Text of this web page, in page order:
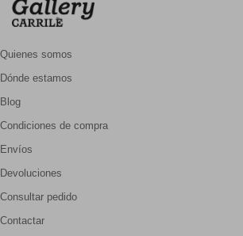
Quienes somos
Dónde estamos
Blog
Condiciones de compra
Envíos
Devoluciones
Consultar pedido
Contactar